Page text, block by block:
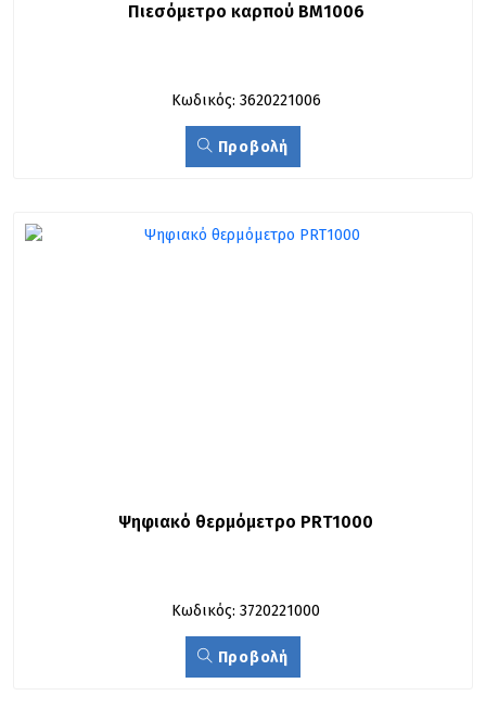
Πιεσόμετρο καρπού BM1006
Κωδικός: 3620221006
Προβολή
Ψηφιακό θερµόµετρο PRT1000
Κωδικός: 3720221000
Προβολή